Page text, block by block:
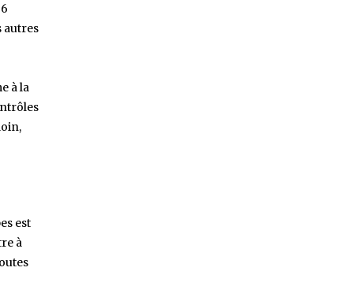
autres
à la
est
à